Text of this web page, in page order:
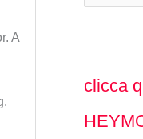
A
a
:
clicca